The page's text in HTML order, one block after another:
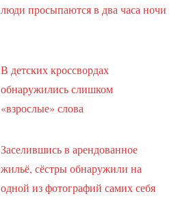
люди просыпаются в два часа ночи
В детских кроссвордах
обнаружились слишком
«взрослые» слова
Заселившись в арендованное
жильё, сёстры обнаружили на
одной из фотографий самих себя